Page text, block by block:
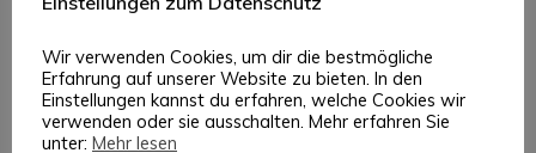
benötigten Transport und unsere Profis senden Ihnen direkt
Kosten zu. Sie profitieren also direkt von unserem
kostenlosen Klaviertransport Halle Preisvergleich! So wird
der Klaviertransport Halle günstig und einfach für Sie.
Wir verwenden Cookies, um dir die bestmögliche
Erfahrung auf unserer Website zu bieten. In den
Einstellungen kannst du erfahren, welche Cookies wir
verwenden oder sie ausschalten. Mehr erfahren Sie
unter: Mehr lesen